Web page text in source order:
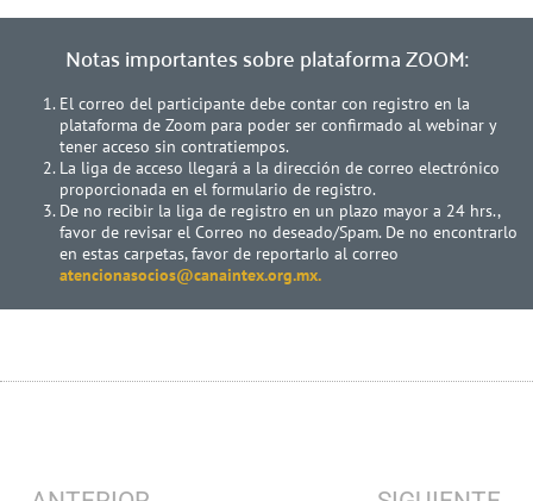
Notas importantes sobre plataforma ZOOM:
El correo del participante debe contar con registro en la
plataforma de Zoom para poder ser confirmado al webinar y
tener acceso sin contratiempos.
La liga de acceso llegará a la dirección de correo electrónico
proporcionada en el formulario de registro.
De no recibir la liga de registro en un plazo mayor a 24 hrs.,
favor de revisar el Correo no deseado/Spam. De no encontrarlo
en estas carpetas, favor de reportarlo al correo
atencionasocios@canaintex.org.mx.